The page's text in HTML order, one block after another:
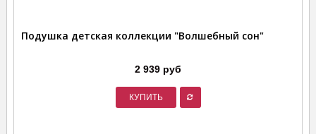
Подушка детская коллекции "Волшебный сон"
2 939 руб
КУПИТЬ